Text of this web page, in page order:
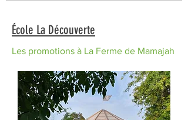
École La Découverte
Les promotions à La Ferme de Mamajah